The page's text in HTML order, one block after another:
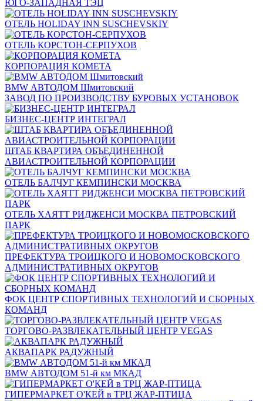
ЮГО-ЗАПАДНАЯ ТЭЦ
ОТЕЛЬ HOLIDAY INN SUSCHEVSKIY
ОТЕЛЬ КОРСТОН-СЕРПУХОВ
КОРПОРАЦИЯ КОМЕТА
BMW АВТОДОМ Шмитовский
ЗАВОД ПО ПРОИЗВОДСТВУ БУРОВЫХ УСТАНОВОК
БИЗНЕС-ЦЕНТР ИНТЕГРАЛ
ШТАБ КВАРТИРА ОБЪЕДИНЕННОЙ
АВИАСТРОИТЕЛЬНОЙ КОРПОРАЦИИ
ОТЕЛЬ БАЛЧУГ КЕМПИНСКИ МОСКВА
ОТЕЛЬ ХАЯТТ РИДЖЕНСИ МОСКВА ПЕТРОВСКИЙ
ПАРК
ПРЕФЕКТУРА ТРОИЦКОГО И НОВОМОСКОВСКОГО
АДМИНИСТРАТИВНЫХ ОКРУГОВ
ФОК ЦЕНТР СПОРТИВНЫХ ТЕХНОЛОГИЙ И СБОРНЫХ
КОМАНД
ТОРГОВО-РАЗВЛЕКАТЕЛЬНЫЙ ЦЕНТР VEGAS
АКВАПАРК РАДУЖНЫЙ
BMW АВТОДОМ 51-й км МКАД
ГИПЕРМАРКЕТ О'КЕЙ в ТРЦ ЖАР-ПТИЦА